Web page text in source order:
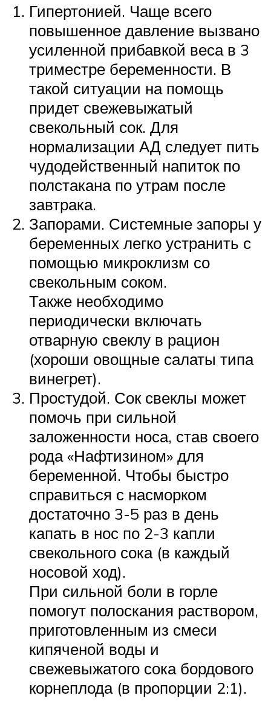
Гипертонией. Чаще всего
повышенное давление вызвано
усиленной прибавкой веса в 3
триместре беременности. В
такой ситуации на помощь
придет свежевыжатый
свекольный сок. Для
нормализации АД следует пить
чудодейственный напиток по
полстакана по утрам после
завтрака.
Запорами. Системные запоры у
беременных легко устранить с
помощью микроклизм со
свекольным соком.
Также необходимо
периодически включать
отварную свеклу в рацион
(хороши овощные салаты типа
винегрет).
Простудой. Сок свеклы может
помочь при сильной
заложенности носа, став своего
рода «Нафтизином» для
беременной. Чтобы быстро
справиться с насморком
достаточно 3-5 раз в день
капать в нос по 2-3 капли
свекольного сока (в каждый
носовой ход).
При сильной боли в горле
помогут полоскания раствором,
приготовленным из смеси
кипяченой воды и
свежевыжатого сока бордового
корнеплода (в пропорции 2:1).